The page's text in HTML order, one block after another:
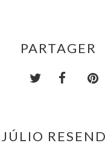
PARTAGER
JÚLIO